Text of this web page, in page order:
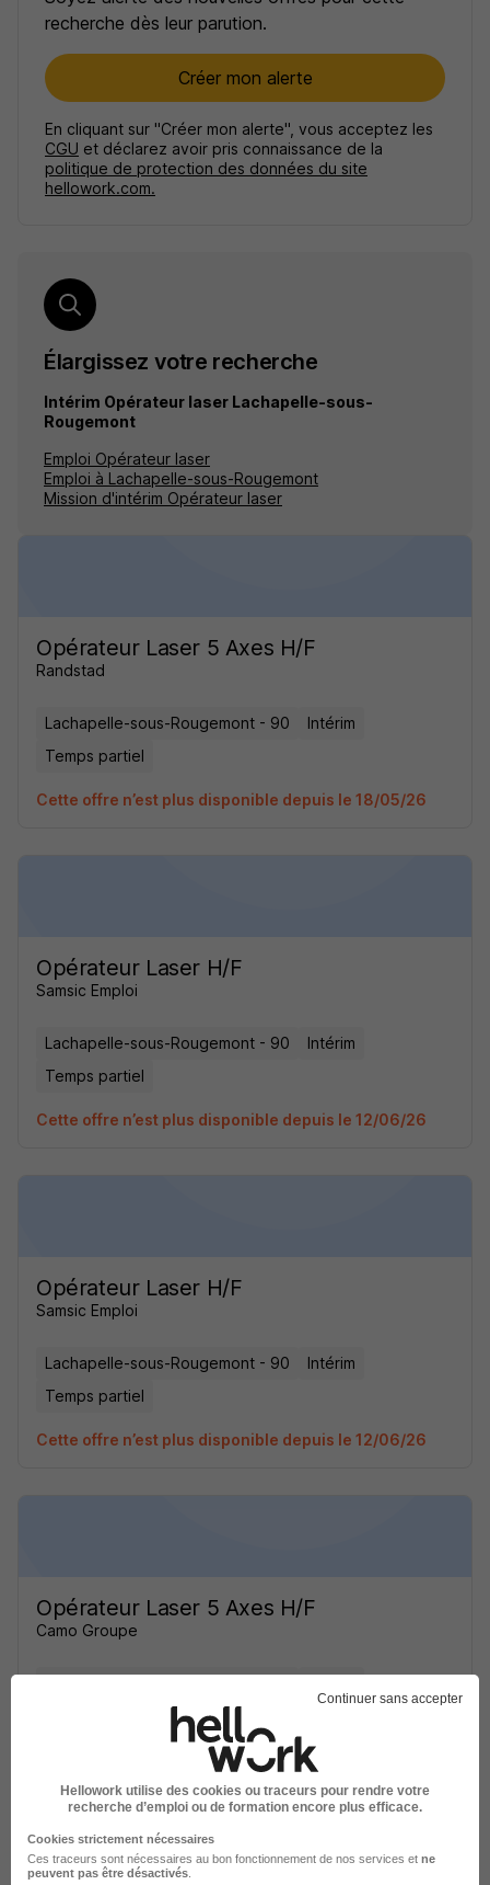
recherche dès leur parution.
Créer mon alerte
En cliquant sur "Créer mon alerte", vous acceptez les
CGU et déclarez avoir pris connaissance de la
politique de protection des données du site
hellowork.com.
Élargissez votre recherche
Intérim Opérateur laser Lachapelle-sous-
Rougemont
Emploi Opérateur laser
Emploi à Lachapelle-sous-Rougemont
Mission d'intérim Opérateur laser
Opérateur Laser 5 Axes H/F
Randstad
Lachapelle-sous-Rougemont - 90
Intérim
Temps partiel
Cette offre n’est plus disponible depuis le 18/05/26
Opérateur Laser H/F
Samsic Emploi
Lachapelle-sous-Rougemont - 90
Intérim
Temps partiel
Cette offre n’est plus disponible depuis le 12/06/26
Opérateur Laser H/F
Samsic Emploi
Lachapelle-sous-Rougemont - 90
Intérim
Temps partiel
Cette offre n’est plus disponible depuis le 12/06/26
Opérateur Laser 5 Axes H/F
Camo Groupe
Cette offre n’est plus disponible depuis le 23/06/26
Continuer sans accepter
Hellowork utilise des cookies ou traceurs pour rendre votre
recherche d’emploi ou de formation encore plus efficace.
Cookies strictement nécessaires
Ces traceurs sont nécessaires au bon fonctionnement de nos services et ne
peuvent pas être désactivés